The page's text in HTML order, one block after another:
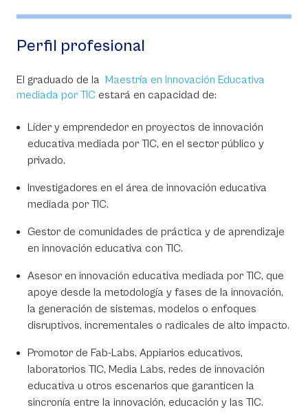
Perfil profesional
El graduado de la Maestría en Innovación Educativa
mediada por TIC estará en capacidad de:
Líder y emprendedor en proyectos de innovación
educativa mediada por TIC, en el sector público y
privado.
Investigadores en el área de innovación educativa
mediada por TIC.
Gestor de comunidades de práctica y de aprendizaje
en innovación educativa con TIC.
Asesor en innovación educativa mediada por TIC, que
apoye desde la metodología y fases de la innovación,
la generación de sistemas, modelos o enfoques
disruptivos, incrementales o radicales de alto impacto.
Promotor de Fab-Labs, Appiarios educativos,
laboratorios TIC, Media Labs, redes de innovación
educativa u otros escenarios que garanticen la
sincronía entre la innovación, educación y las TIC.